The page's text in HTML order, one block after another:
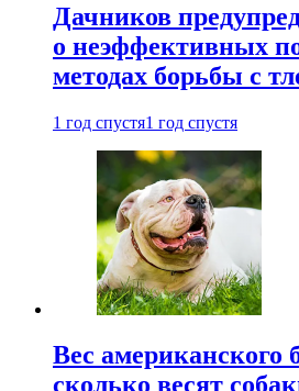
Дачников
о неэффективных
методах борьбы с
1 год спустя1 год спустя
Вес американского
сколько весят